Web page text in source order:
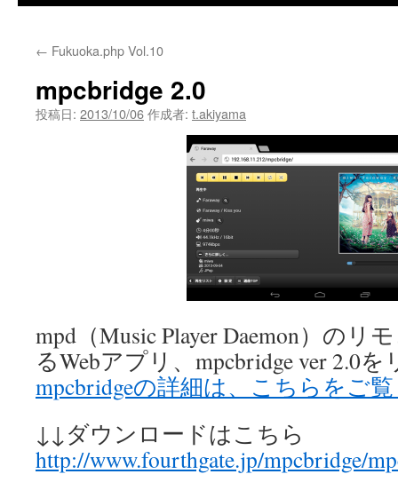
← Fukuoka.php Vol.10
mpcbridge 2.0
投稿日: 2013/10/06作成者: t.akiyama
mpd（Music Player Daemon）のリ
るWebアプリ、mpcbridge ver 2.0
mpcbridgeの詳細は、こちらをご
↓↓ダウンロードはこちら
http://www.fourthgate.jp/mpcbridge/